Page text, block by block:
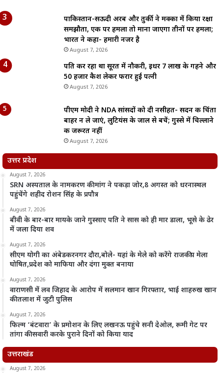
पाकिस्तान-सऊदी अरब और तुर्की ने मक्का में किया रक्षा
समझौता, एक पर हमला तो माना जाएगा तीनों पर हमला;
भारत ने कहा- हमारी नजर है
August 7, 2026
पति कर रहा था सूरत में नौकरी, इधर 7 लाख के गहने और
50 हजार कैश लेकर फरार हुई पत्नी
August 7, 2026
पीएम मोदी ने NDA सांसदों को दी नसीहत- सदन की चिंता
बाहर न ले जाएं, लुटियंस के जाल से बचें; गुस्से में चिल्लाने
की जरूरत नहीं
August 7, 2026
उत्तर प्रदेश
August 7, 2026
SRN अस्पताल के नामकरण की मांग ने पकड़ा जोर,8 अगस्त को धरनास्थल
पहुंचेंगे शहीद रोशन सिंह के प्रपौत्र
August 7, 2026
बीवी के बार-बार मायके जाने गुस्साए पति ने सास को ही मार डाला, भूसे के ढेर
में जला दिया शव
August 7, 2026
सीएम योगी का अंबेडकरनगर दौरा,बोले- यहां के मेले को करेंगे राजकीय मेला
घोषित,प्रदेश को माफिया और दंगा मुक्त बनाया
August 7, 2026
वाराणसी में लव जिहाद के आरोप में सलमान खान गिरफ्तार, भाई शाहरुख खान
की तलाश में जुटी पुलिस
August 7, 2026
फिल्म ‘बंटवारा’ के प्रमोशन के लिए लखनऊ पहुंचे सनी देओल, रूमी गेट पर
तांगा की सवारी करके पुराने दिनों को किया याद
उत्तराखंड
August 7, 2026